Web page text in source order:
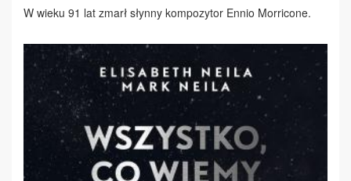
W wie­ku 91 lat zmarł słyn­ny kom­po­zy­tor En­nio Mor­ri­co­ne.